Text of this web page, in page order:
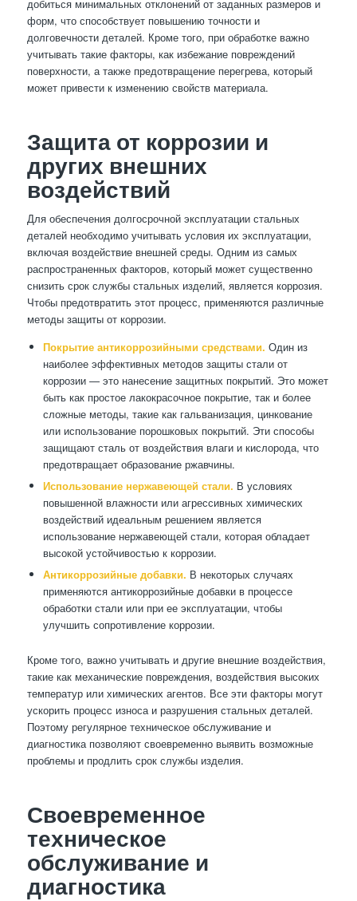
добиться минимальных отклонений от заданных размеров и
форм, что способствует повышению точности и
долговечности деталей. Кроме того, при обработке важно
учитывать такие факторы, как избежание повреждений
поверхности, а также предотвращение перегрева, который
может привести к изменению свойств материала.
Защита от коррозии и
других внешних
воздействий
Для обеспечения долгосрочной эксплуатации стальных
деталей необходимо учитывать условия их эксплуатации,
включая воздействие внешней среды. Одним из самых
распространенных факторов, который может существенно
снизить срок службы стальных изделий, является коррозия.
Чтобы предотвратить этот процесс, применяются различные
методы защиты от коррозии.
Покрытие антикоррозийными средствами. Один из
наиболее эффективных методов защиты стали от
коррозии — это нанесение защитных покрытий. Это может
быть как простое лакокрасочное покрытие, так и более
сложные методы, такие как гальванизация, цинкование
или использование порошковых покрытий. Эти способы
защищают сталь от воздействия влаги и кислорода, что
предотвращает образование ржавчины.
Использование нержавеющей стали. В условиях
повышенной влажности или агрессивных химических
воздействий идеальным решением является
использование нержавеющей стали, которая обладает
высокой устойчивостью к коррозии.
Антикоррозийные добавки. В некоторых случаях
применяются антикоррозийные добавки в процессе
обработки стали или при ее эксплуатации, чтобы
улучшить сопротивление коррозии.
Кроме того, важно учитывать и другие внешние воздействия,
такие как механические повреждения, воздействия высоких
температур или химических агентов. Все эти факторы могут
ускорить процесс износа и разрушения стальных деталей.
Поэтому регулярное техническое обслуживание и
диагностика позволяют своевременно выявить возможные
проблемы и продлить срок службы изделия.
Своевременное
техническое
обслуживание и
диагностика